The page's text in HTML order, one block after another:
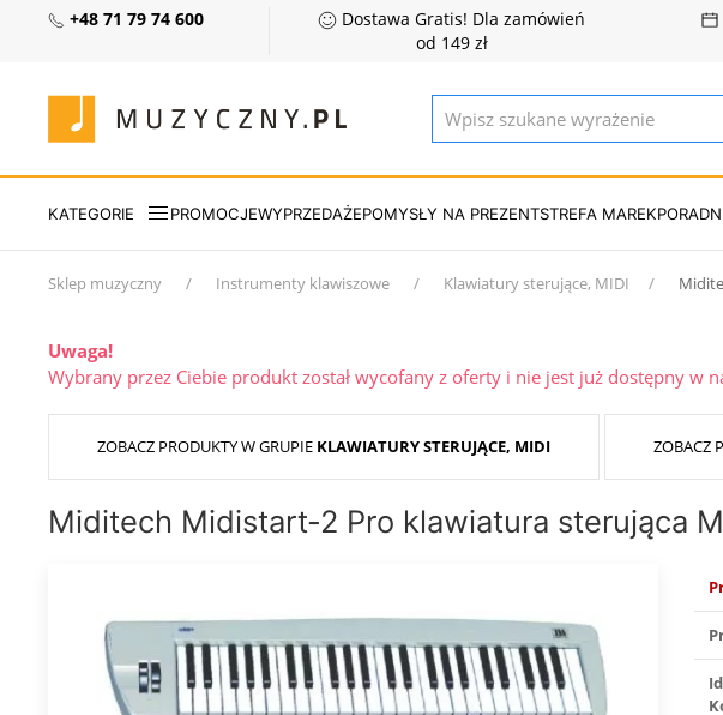
+48 71 79 74 600
Dostawa Gratis! Dla zamówień
od 149 zł
KATEGORIE PROMOCJEWYPRZEDAŻEPOMYSŁY NA PREZENTSTREFA MAREK
Sklep muzyczny Instrumenty klawiszowe Klawiatury sterujące, MIDI
Uwaga!
Wybrany przez Ciebie produkt został wycofany z oferty i nie jest już dostępny
ZOBACZ PRODUKTY W GRUPIE KLAWIATURY STERUJĄCE, MIDI ZOBACZ
Miditech Midistart-2 Pro klawiatura sterująca